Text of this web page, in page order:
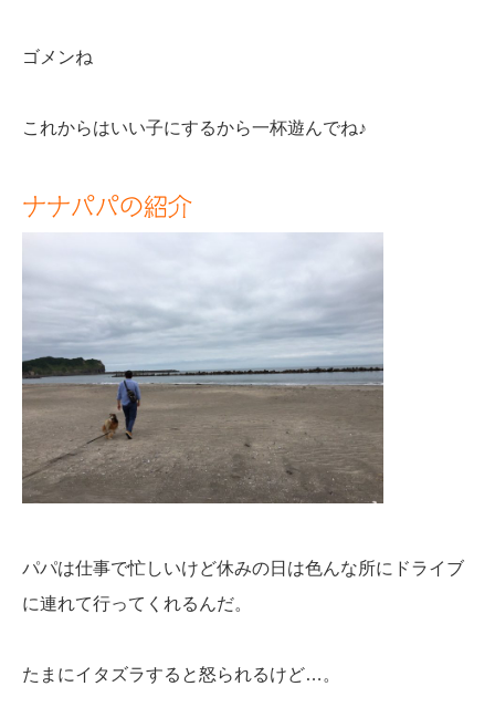
ゴメンね
これからはいい子にするから一杯遊んでね♪
ナナパパの紹介
パパは仕事で忙しいけど休みの日は色んな所にドライブ
に連れて行ってくれるんだ。
たまにイタズラすると怒られるけど…。